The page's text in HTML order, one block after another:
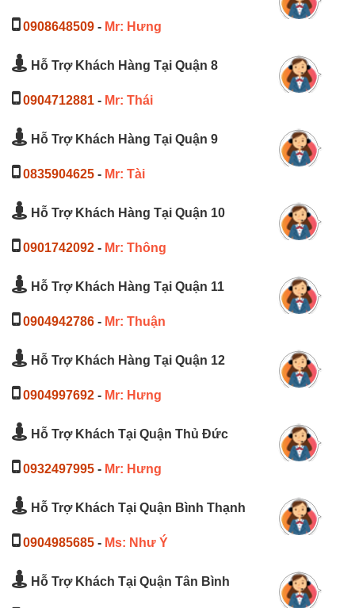
0908648509 - Mr: Hưng
Hỗ Trợ Khách Hàng Tại Quận 8
0904712881 - Mr: Thái
Hỗ Trợ Khách Hàng Tại Quận 9
0835904625 - Mr: Tài
Hỗ Trợ Khách Hàng Tại Quận 10
0901742092 - Mr: Thông
Hỗ Trợ Khách Hàng Tại Quận 11
0904942786 - Mr: Thuận
Hỗ Trợ Khách Hàng Tại Quận 12
0904997692 - Mr: Hưng
Hỗ Trợ Khách Tại Quận Thủ Đức
0932497995 - Mr: Hưng
Hỗ Trợ Khách Tại Quận Bình Thạnh
0904985685 - Ms: Như Ý
Hỗ Trợ Khách Tại Quận Tân Bình